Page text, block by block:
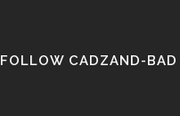
FOLLOW CADZAND-